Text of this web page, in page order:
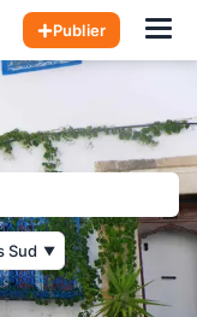
Publier
Sud ▼